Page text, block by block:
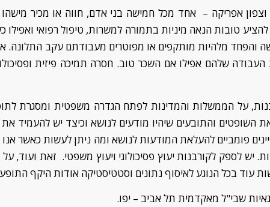
אפריקה – אחד מכל חמישה בני אדם, חווה או מכיר
הנאה מיניות בתמורה למשרות, טיפול רפואי
והפחד מלהיות מותקפים או מפוטרים מעבודתם עקב התלונה.
העבודה שלהם אפילו אם השכר טוב. חסרה תמיכה פיזית
, על הממשלות והמדינות לפתח הגדרה משפטית ומסגרת
השופטים והתובעים שיהיו מודעים לנושא וכיצד יש להעמיד
פומביים להעלאת המודעות לנושא ומה ניתן לעשות כאשר
. יש לספק לקורבנות יעוץ פסיכולוגי ויעוץ משפטי. זאת
עוד בכל הנוגע לאיסוף נתונים וסטטיסטיקה אודות היקף
שבי"ל מאקדמית תל אביב – יפו.